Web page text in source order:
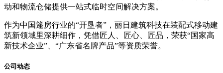
动和物流仓储提供一站式临时空间解决方案。
作为中国篷房行业的“开垦者”，丽日建筑科技在装配式移动建
筑新领域里深耕细作，凭借匠人、匠心、匠品，荣获“国家高
新技术企业”、“广东省名牌产品”等资质荣誉。
公司动态